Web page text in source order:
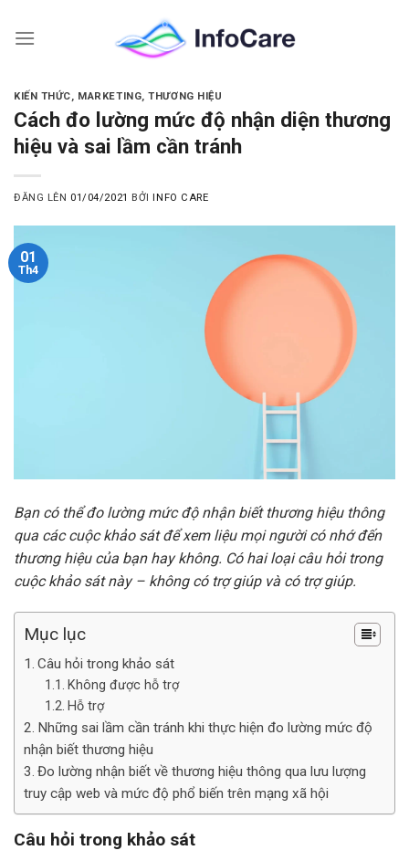
KIẾN THỨC, MARKETING,THƯƠNG HIỆU
Cách đo lường mức độ nhận diện thương
hiệu và sai lầm cần tránh
ĐĂNG LÊN 01/04/2021 BỞI INFO CARE
01
Th4
Bạn có thể đo lường mức độ nhận biết thương hiệu thông
qua các cuộc khảo sát để xem liệu mọi người có nhớ đến
thương hiệu của bạn hay không. Có hai loại câu hỏi trong
cuộc khảo sát này – không có trợ giúp và có trợ giúp.
Mục lục
Câu hỏi trong khảo sát
Không được hỗ trợ
Hỗ trợ
Những sai lầm cần tránh khi thực hiện đo lường mức độ
nhận biết thương hiệu
Đo lường nhận biết về thương hiệu thông qua lưu lượng
truy cập web và mức độ phổ biến trên mạng xã hội
Câu hỏi trong khảo sát